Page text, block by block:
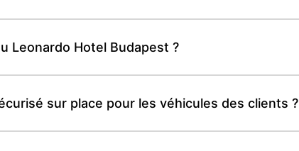
Leonardo Hotel Budapest ?
sur place pour les véhicules des clients ?